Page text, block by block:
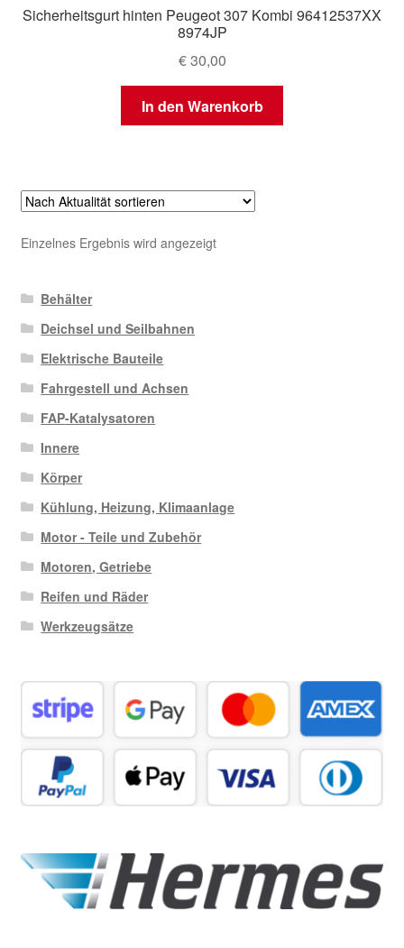
Sicherheitsgurt hinten Peugeot 307 Kombi 96412537XX
8974JP
€30,00
In den Warenkorb
Einzelnes Ergebnis wird angezeigt
Behälter
Deichsel und Seilbahnen
Elektrische Bauteile
Fahrgestell und Achsen
FAP-Katalysatoren
Innere
Körper
Kühlung, Heizung, Klimaanlage
Motor - Teile und Zubehör
Motoren, Getriebe
Reifen und Räder
Werkzeugsätze